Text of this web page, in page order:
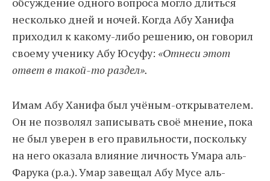
несколько дней и ночей. Когда Абу Ханифа
приходил к какому-либо решению, он говорил
своему ученику Абу Юсуфу: «Отнеси этот
ответ в такой-то раздел».
Имам Абу Ханифа был учёным-открывателем.
Он не позволял записывать своё мнение, пока
не был уверен в его правильности, поскольку
на него оказала влияние личность Умара аль-
Фарука (р.а.). Умар завещал Абу Мусе аль-